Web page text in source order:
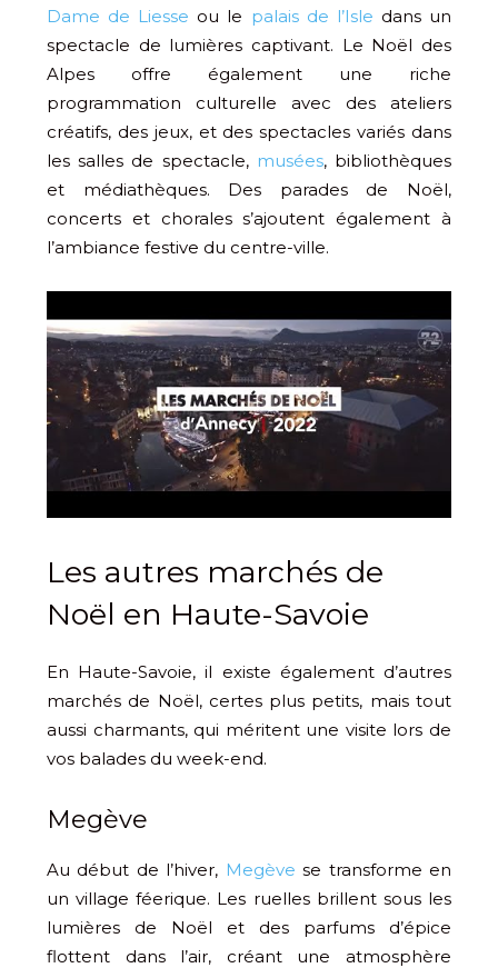
Dame de Liesse ou le palais de l’Isle dans un
spectacle de lumières captivant. Le Noël des
Alpes offre également une riche
programmation culturelle avec des ateliers
créatifs, des jeux, et des spectacles variés dans
les salles de spectacle, musées, bibliothèques
et médiathèques. Des parades de Noël,
concerts et chorales s’ajoutent également à
l’ambiance festive du centre-ville.
Les autres marchés de
Noël en Haute-Savoie
En Haute-Savoie, il existe également d’autres
marchés de Noël, certes plus petits, mais tout
aussi charmants, qui méritent une visite lors de
vos balades du week-end.
Megève
Au début de l’hiver, Megève se transforme en
un village féerique. Les ruelles brillent sous les
lumières de Noël et des parfums d’épice
flottent dans l’air, créant une atmosphère